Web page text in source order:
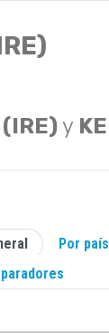
(IRE) y
Por país